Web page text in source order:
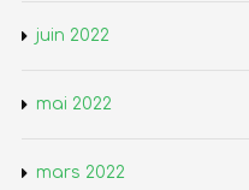
juin 2022
mai 2022
mars 2022